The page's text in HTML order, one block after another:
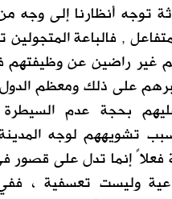
توجه أنظارنا إلى وجه
, فالباعة
غير راضين عن
على ذلك ومعظم
بحجة عدم
تشويههم لوجه
فعلاً إنما تدل على قصور
وليست تعسفية ،